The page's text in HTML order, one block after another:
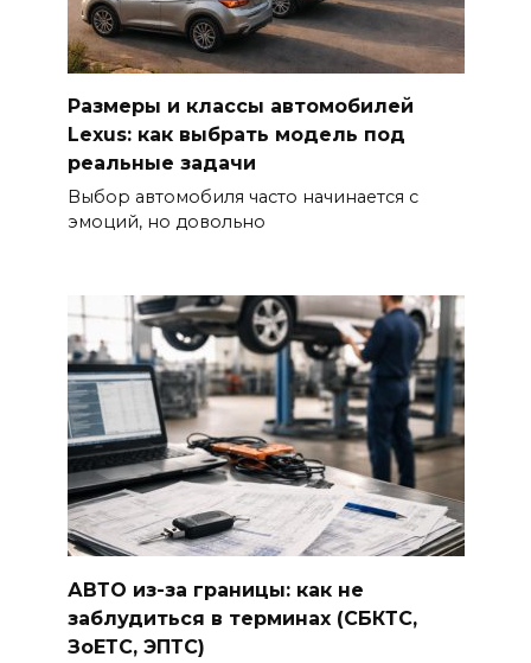
Размеры и классы автомобилей
Lexus: как выбрать модель под
реальные задачи
Выбор автомобиля часто начинается с
эмоций, но довольно
АВТО из-за границы: как не
заблудиться в терминах (СБКТС,
ЗоЕТС, ЭПТС)